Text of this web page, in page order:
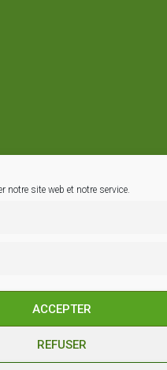
site web et notre service.
ACCEPTER
REFUSER